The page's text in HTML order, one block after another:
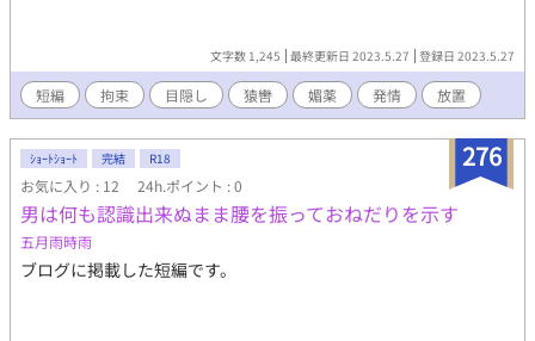
文字数 1,245 最終更新日 2023.5.27 登録日 2023.5.27
短編 拘束 目隠し 猿轡 媚薬 発情 放置
276
ｼｮｰﾄｼｮｰﾄ 完結 R18
お気に入り : 12 24h.ポイント : 0
男は何も認識出来ぬまま腰を振っておねだりを示す
五月雨時雨
ブログに掲載した短編です。